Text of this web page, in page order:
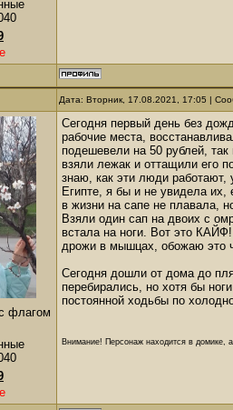
Дата: Вторник, 17.08.2021, 17:05 |
флагом
Сегодня первый день без
рабочие места,
подешевели на 50 рублей,
взяли лежак и оттащили его
знаю, как эти люди работают,
Египте, я бы и не увидела
в жизни на сапе не плавала,
Взяли один сап на двоих с
встала на ноги. Вот это
дрожи в мышцах, обожаю это
Сегодня дошли от дома до
перебирались, но хотя бы
постоянной ходьбы по
Внимание! Персонаж находится в домике,